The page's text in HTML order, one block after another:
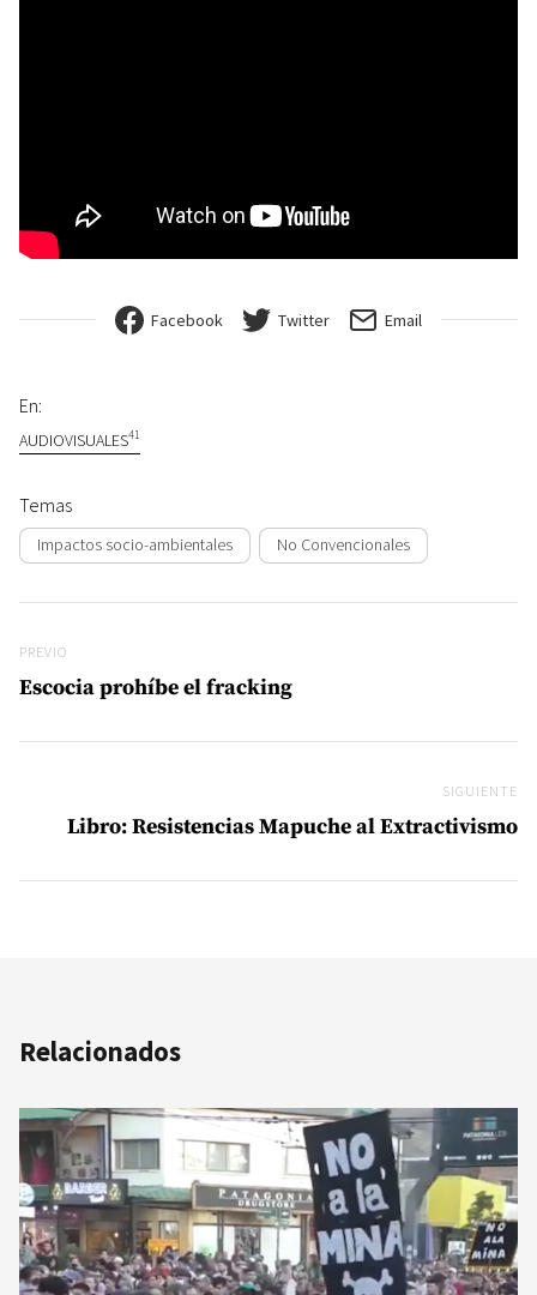
Facebook Twitter Email
En:
AUDIOVISUALES41
Temas
Impactos socio-ambientales No Convencionales
Previo
PREVIO
Escocia prohíbe el fracking
SIGUIENTE
Libro: Resistencias Mapuche al Extractivismo
Relacionados